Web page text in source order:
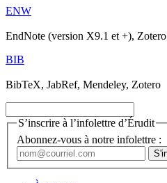
ENW
EndNote (version X9.1 et +), Zotero
BIB
BibTeX, JabRef, Mendeley, Zotero
S’inscrire à l’infolettre d’Érudit
Abonnez-vous à notre infolettre :